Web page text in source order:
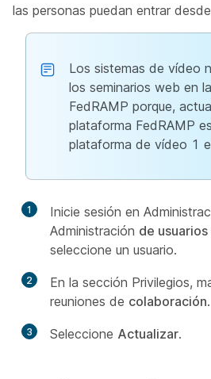
las personas puedan entrar
Los sistemas de vídeo
los seminarios web en
FedRAMP porque,
plataforma FedRAMP
plataforma de vídeo 1
1
Inicie sesión en
Administración de
seleccione un usuario.
2 En la sección Privilegios,
reuniones de colaboración.
3 Seleccione Actualizar.